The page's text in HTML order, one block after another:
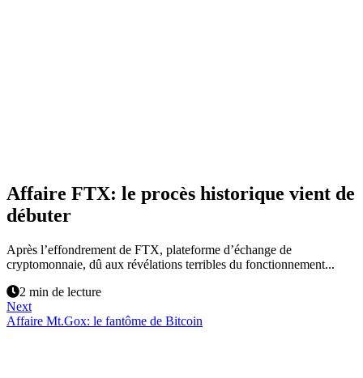
Affaire FTX: le procès historique vient de
débuter
Après l’effondrement de FTX, plateforme d’échange de
cryptomonnaie, dû aux révélations terribles du fonctionnement...
2 min de lecture
Next
Affaire Mt.Gox: le fantôme de Bitcoin